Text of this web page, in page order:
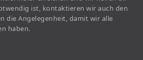
ist, kontaktieren wir auch den
die Angelegenheit, damit wir alle
haben.